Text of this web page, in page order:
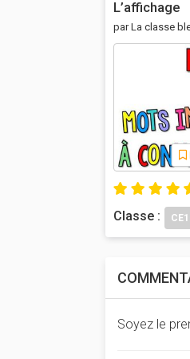
L’affichage
par La classe
Classe :
CE1
Soyez le